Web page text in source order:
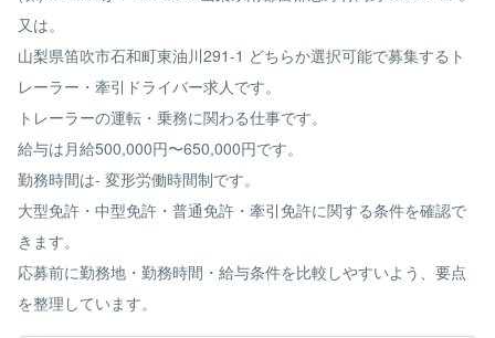
又は。
山梨県笛吹市石和町東油川291-1 どちらか選択可能で募集するト
レーラー・牽引ドライバー求人です。
トレーラーの運転・乗務に関わる仕事です。
給与は月給500,000円〜650,000円です。
勤務時間は- 変形労働時間制です。
大型免許・中型免許・普通免許・牽引免許に関する条件を確認で
きます。
応募前に勤務地・勤務時間・給与条件を比較しやすいよう、要点
を整理しています。